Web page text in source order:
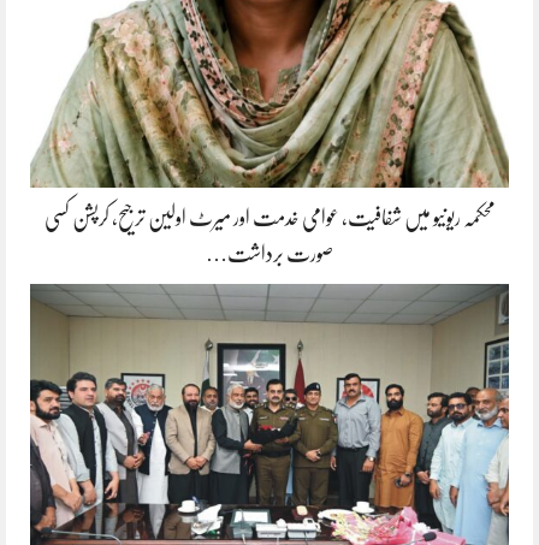
محکمہ ریونیو میں شفافیت، عوامی خدمت اور میرٹ اولین ترجیح، کرپشن کسی
صورت برداشت…